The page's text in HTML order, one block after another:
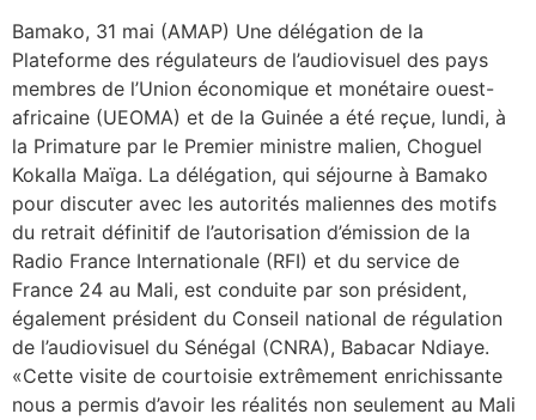
Bamako, 31 mai (AMAP) Une délégation de la
Plateforme des régulateurs de l’audiovisuel des pays
membres de l’Union économique et monétaire ouest-
africaine (UEOMA) et de la Guinée a été reçue, lundi, à
la Primature par le Premier ministre malien, Choguel
Kokalla Maïga. La délégation, qui séjourne à Bamako
pour discuter avec les autorités maliennes des motifs
du retrait définitif de l’autorisation d’émission de la
Radio France Internationale (RFI) et du service de
France 24 au Mali, est conduite par son président,
également président du Conseil national de régulation
de l’audiovisuel du Sénégal (CNRA), Babacar Ndiaye.
«Cette visite de courtoisie extrêmement enrichissante
nous a permis d’avoir les réalités non seulement au Mali